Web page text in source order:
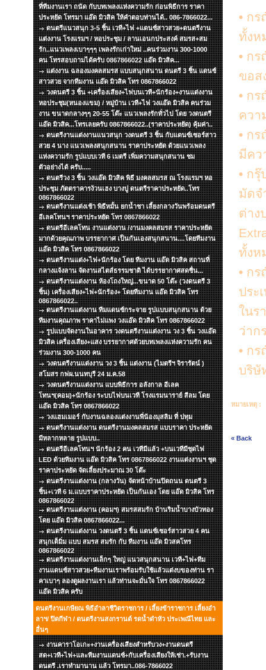
ที่ทีมงานเรา ถนัด กับบทเพลงแห่งความรัก ก่อนพิธีการ ราคา
ประหยัด โทรมา แอ๊ด มิวสิค ให้คำตอบท่านได้.. 086-7866022...
ดนตรีแนวสนุก 3-5 ชิ้น เวที+ไฟ +แดนซ์สาวสวย+ดนตรีงาน
แต่งงาน โรงแรมฯ / หอประชุม / ลานเอนกประสงค์ สมรส+สม
รัก..แนวเพลงเบาๆๆๆ เพลงรักเก่าใหม่ ..คนร่วมงาน 300-1000
คน โทรสอบถามได้ครับ 0867866022 แอ๊ด มิวสิค...
แต่งงาน ฉลองมงคลสมรส แบบสนุกสนาน ดนตรี 3 ชิ้น แดนซ์
สาวสวย จากทีมงาน แอ๊ด มิวสิค โทร 0867866022
วงดนตรี 3 ชิ้น +เครื่องเสียง+ไฟบนเวที+นักร้อง+งานแต่งงาน
หอประชุม(หนองแขม) / หมู่บ้าน เวที+ไฟ วงแอ๊ด มิวสิค คนร่วม
งาน ขนาดกลางๆๆ 20-55 โต๊ะ แนวเพลงรักทั่วไป โดย วงดนตรี
แอ๊ด มิวสิค...โทรเลยครับ 0867866022..(ราคาประหยัด) คุ้มค่า..
ดนตรีงานแต่งงานแนวสนุก วงดนตรี 3 ชิ้น กับแดนซ์เซอร์สาว
สวย 4 นาง แนวเพลงสนุกสนาน ราคาประหยัด ด้วยแนวเพลง
แห่งความรัก รูปแบบเวที 6 เมตรี เพิ่มความสนุกสนาน ชม
ตัวอย่างได้ ครับ.....
ดนตรีวง 3 ชิ้น วงแอ๊ด มิวสิค พิธี มงคลสมรส ณ โรงแรมฯ หอ
ประชุม ภัตตราคารง้วนเฮง บางปู ดนตรีราคาประหยัด..โทร
0867866022
ดนตรีงานแต่งเช้า พิธีหมั้น ยกน้ำชา เลี้ยงกลางวันพร้อมดนตรี
อีเลคโทนฯ ราคาประหยัด โทร 0867866022
ดนตรีอีเลคโทน งานแต่งงาน /งานมงคลสมรส ราคาประหยัด
มากด้วยคุณภาพ บรรยากาศ เป็นกันเองสนุกสนาน....โดยทีมงาน
แอ๊ด มิวสิค โทร 0867866022
ดนตรีงานแต่ง+ไฟ+นักร้อง โดย ทีมงาน แอ๊ด มิวสิค สถานที่
กลางแจ้งลาน จัดงานสไตส์ธรรมชาติ ได้บรรยากาศสดชื่น...
ดนตรีงานแต่งงาน ห้องโถงใหญ่...ขนาด 50 โต๊ะ (วงดนตรี 3
ชิ้น) เครื่องเสียง+ไฟ+นักร้อง+ โดยทีมงาน แอ๊ด มิวสิค โทร
0867866022..
ดนตรีงานแต่งงาน ทีมแดนซ์กระจาย รูปแบบสนุกสนาน ด้วย
ทีมงานคุณภาพ ราคาไม่แพง วงแอ๊ด มิวสิค โทร 0867866022
รูปแบบจัดงานในอาคาร วงดนตรีงานแต่งงาน วง 3 ชิ้น วงแอ๊ด
มิวสิค เครื่องเสียง+แสง บรรยากาศด้วยบทเพลงแห่งความรัก คน
ร่วมงาน 300-1000 คน
วงดนตรีงานแต่งงาน วง 3 ชิ้น แต่งงาน (ไมตรีฯ จิรารัตน์ )
สโมสร กฟผ.นนทบุรี 24 ม.ค.58
วงดนตรีงานแต่งงาน แบบพิธีการ อลังกาล อีเลค
โทนฯ(คอม)+นักร้อง ระบบไฟบนเวที โรงแรมนาราย์ สีลม โดย
แอ๊ด มิวสิค โทร 0867866022
วงแฮมเมอร์ กับงานฉลองแต่งงานพี่น้องมุสลิม ที่ ปทุม
ดนตรีงานแต่งงาน ดนตรีงานมงคลสมรส แบบราคา ประหยัด
มีหลากหลาย รูปแบบ..
ดนตรีอีเลคโทนฯ นักร้อง 2 คน เวทีมีแล้ว +บนเวทีมีชุดไฟ
LED ด้วยทีมงาน แอ๊ด มิวสิค โทร 0867866022 งานแต่งงานฯ ชุด
ราคาประหยัด จัดเลี้ยงประมาณ 30 โต๊ะ
ดนตรีงานแต่งงาน (กลางวัน) จัดหน้าบ้านปิดถนน ดนตรี 3
ชิ้น+เวที 6 ม.แบบราคาประหยัด เป็นกันเอง โดย แอ๊ด มิวสิค โทร
0867866022
ดนตรีงานแต่งงาน (คอมฯ) สมรสสมรัก บ้านริมน้ำบางบัวทอง
โดย แอ๊ด มิวสิค 0867866022...
ดนตรีงานแต่งงาน วงดนตรี 3 ชิ้น แดนซ์เซอร์สาวสวย 4 คน
สนุกเต็มิ่ม แบบ สมรส สมรัก กับ ทีมงาน แอ๊ด มิวสคโทร
0867866022
ดนตรีงานแต่งงานเล็กๆ ใหญ่ แนวสนุกสนาน เวที+ไฟ+ทีม
งานแดนซ์สาวสวย+ทีมงานเราพร้อมรับใช้แล้วแต่งบของท่าน รา
คาเบาๆ ลองดูผลงานเรา แล้วท่านจะมั่นใจ โทร 0867866022
แอ๊ด มิวสิค ครับ
ดนตรีงานเกษียณ พิธีอำลาชีวิตราชการ / เลี้ยงข้าราชการ เลี้ยงอำ
ลาฯ/ ปิดกีฬา / ดนตรีงานสงกรานต์ รดน้ำดำหัว ประเพณีไทย และ
อื่นๆ
งานคาราโอเกะ+งานเครื่องเสียงสำหรับวง+งานดนตรี
สด+เวที+ไฟ+และทีมงานแดนซ์+กับเครื่องเสียงให้เช่า.+รับงาน
ดนตรี .เราทำมานาน แล้ว โทรมา..086-7866022
• กร
ทั้งห
• กร
ขอส
• กร
ควา
• กร
มีคว
• กรุ๊
มัดจ
ต่าง
ทั้งห
• กร
ประ
ในร
ว่าก
• กร
บริษั
หมายเหตุ :
« Back